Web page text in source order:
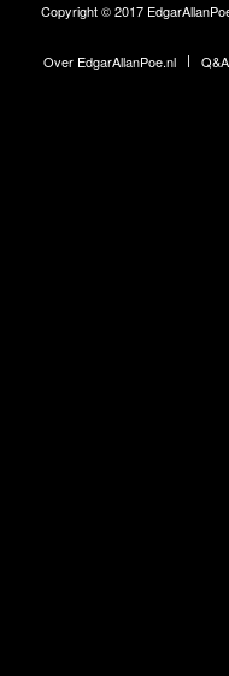
Copyright © 2017
Over EdgarAllanPoe.nl Q&A